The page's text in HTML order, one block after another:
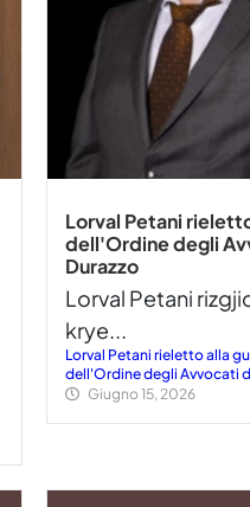
Lorval Petani
dell'Ordine degli
Durazzo
Lorval Petani
krye...
Lorval Petani rieletto alla
dell'Ordine degli Avvocati
Giugno 15, 2026